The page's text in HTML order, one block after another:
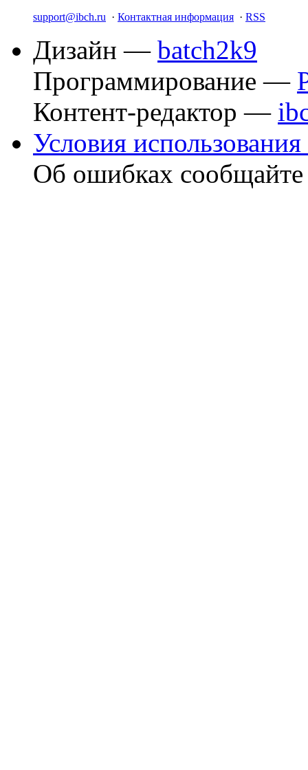
support@ibch.ru · Контактная информация · RSS
Дизайн — batch2k9
Программирование —
Контент-редактор —
Условия использования
Об ошибках